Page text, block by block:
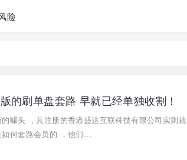
险
的刷单盘套路 早就已经单独收割！
噱头 ，其注册的香港盛达互联科技有限公司实则就
何套路会员的 ，他们...